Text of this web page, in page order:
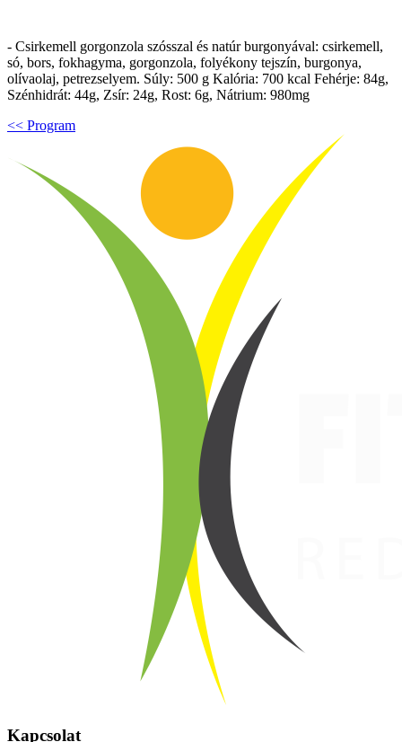
- Csirkemell gorgonzola szósszal és natúr burgonyával: csirkemell,
só, bors, fokhagyma, gorgonzola, folyékony tejszín, burgonya,
olívaolaj, petrezselyem. Súly: 500 g Kalória: 700 kcal Fehérje: 84g,
Szénhidrát: 44g, Zsír: 24g, Rost: 6g, Nátrium: 980mg
<< Program
Kapcsolat